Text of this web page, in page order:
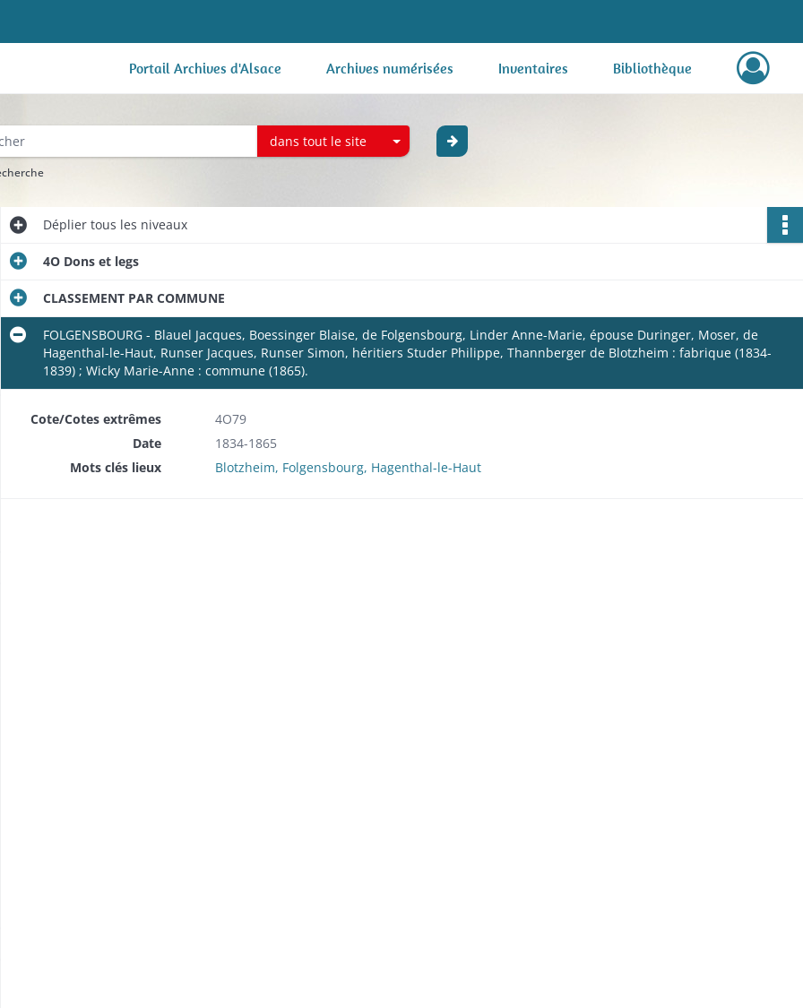
Portail Archives d'Alsace Archives numérisées Inventaires Bibliothèque
dans tout le site
Dépliertous les niveaux
4O Dons et legs
CLASSEMENT PAR COMMUNE
FOLGENSBOURG - Blauel Jacques, Boessinger Blaise, de Folgensbourg, Linder Anne-Marie, épouse Duringer, Moser, de
Hagenthal-le-Haut, Runser Jacques, Runser Simon, héritiers Studer Philippe, Thannberger de Blotzheim : fabrique (1834-
1839) ; Wicky Marie-Anne : commune (1865).
Cote/Cotes extrêmes
4O79
Date
1834-1865
Mots clés lieux
Blotzheim, Folgensbourg, Hagenthal-le-Haut